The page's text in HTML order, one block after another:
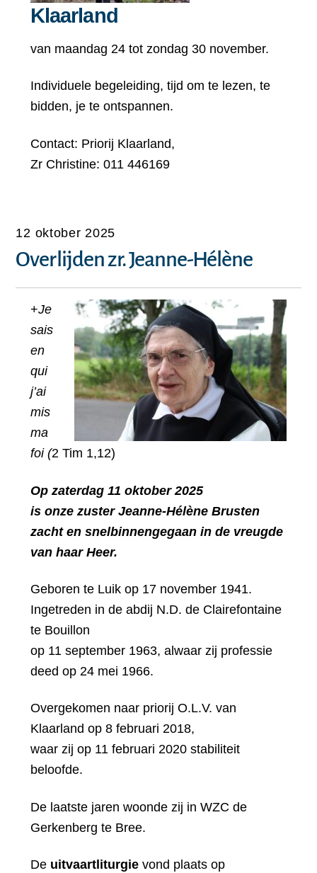
Klaarland
van maandag 24 tot zondag 30 november.
Individuele begeleiding, tijd om te lezen, te
bidden, je te ontspannen.
Contact: Priorij Klaarland,
Zr Christine: 011 446169
12 oktober 2025
Overlijden zr. Jeanne-Hélène
+Je
sais
en
qui
j’ai
mis
ma
foi (2 Tim 1,12)
Op zaterdag 11 oktober 2025
is onze zuster Jeanne-Hélène Brusten
zacht en snelbinnengegaan in de vreugde
van haar Heer.
Geboren te Luik op 17 november 1941.
Ingetreden in de abdij N.D. de Clairefontaine
te Bouillon
op 11 september 1963, alwaar zij professie
deed op 24 mei 1966.
Overgekomen naar priorij O.L.V. van
Klaarland op 8 februari 2018,
waar zij op 11 februari 2020 stabiliteit
beloofde.
De laatste jaren woonde zij in WZC de
Gerkenberg te Bree.
De uitvaartliturgievond plaats op